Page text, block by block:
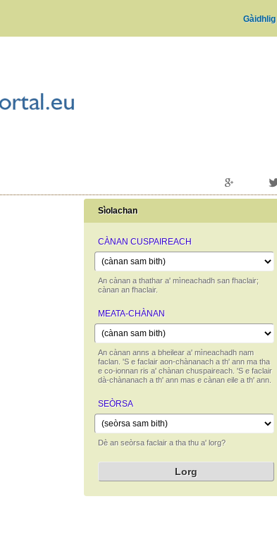
Gàidhlig
Sìolachan
CÀNAN CUSPAIREACH
An cànan a thathar a' mìneachadh san fhaclair;
cànan an fhaclair.
MEATA-CHÀNAN
An cànan anns a bheilear a' mìneachadh nam
faclan. 'S e faclair aon-chànanach a th' ann ma tha
e co-ionnan ris a' chànan chuspaireach. 'S e faclair
dà-chànanach a th' ann mas e cànan eile a th' ann.
SEÒRSA
Dè an seòrsa faclair a tha thu a' lorg?